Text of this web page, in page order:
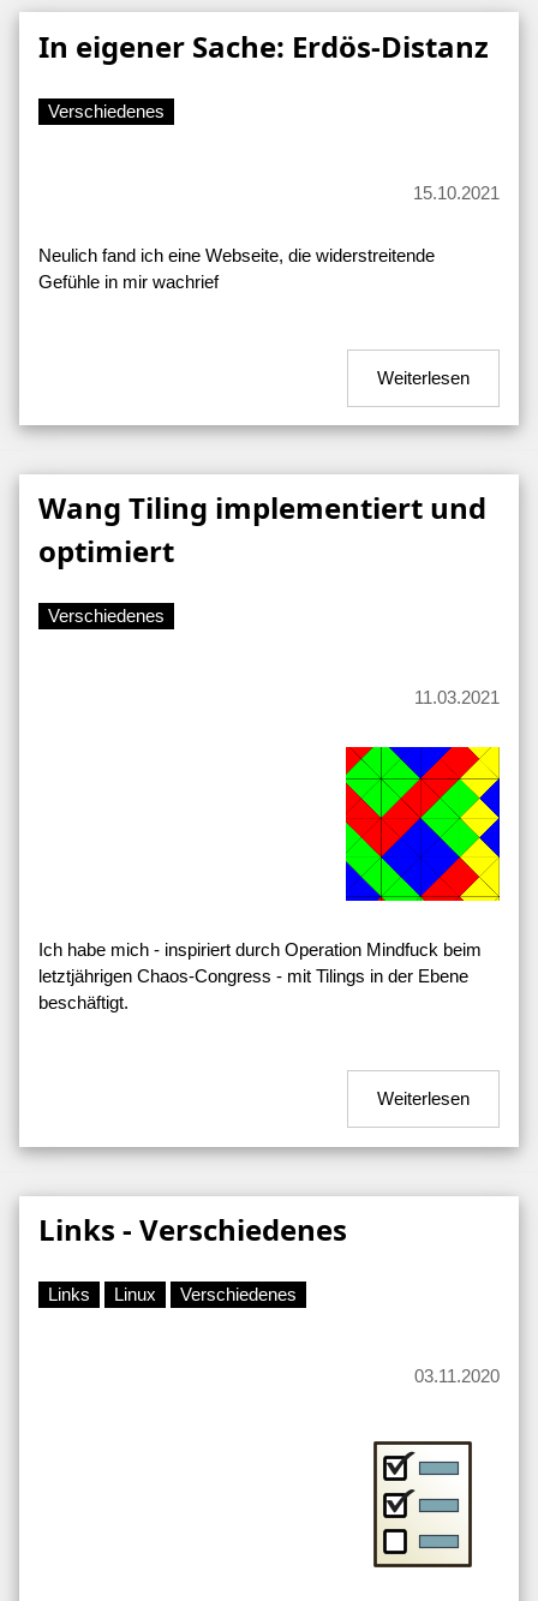
In eigener Sache: Erdös-Distanz
Verschiedenes
15.10.2021
Neulich fand ich eine Webseite, die widerstreitende
Gefühle in mir wachrief
Weiterlesen
Wang Tiling implementiert und
optimiert
Verschiedenes
11.03.2021
Ich habe mich - inspiriert durch Operation Mindfuck beim
letztjährigen Chaos-Congress - mit Tilings in der Ebene
beschäftigt.
Weiterlesen
Links - Verschiedenes
Links Linux Verschiedenes
03.11.2020